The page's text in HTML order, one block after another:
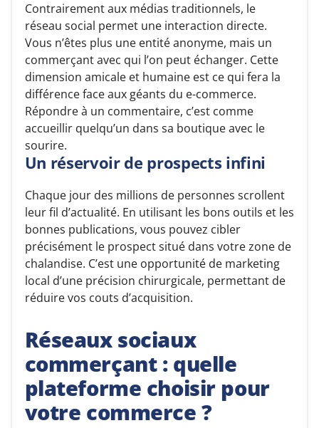
Contrairement aux médias traditionnels, le
réseau social permet une interaction directe.
Vous n’êtes plus une entité anonyme, mais un
commerçant avec qui l’on peut échanger. Cette
dimension amicale et humaine est ce qui fera la
différence face aux géants du e-commerce.
Répondre à un commentaire, c’est comme
accueillir quelqu’un dans sa boutique avec le
sourire.
Un réservoir de prospects infini
Chaque jour des millions de personnes scrollent
leur fil d’actualité. En utilisant les bons outils et les
bonnes publications, vous pouvez cibler
précisément le prospect situé dans votre zone de
chalandise. C’est une opportunité de marketing
local d’une précision chirurgicale, permettant de
réduire vos couts d’acquisition.
Réseaux sociaux
commerçant : quelle
plateforme choisir pour
votre commerce ?